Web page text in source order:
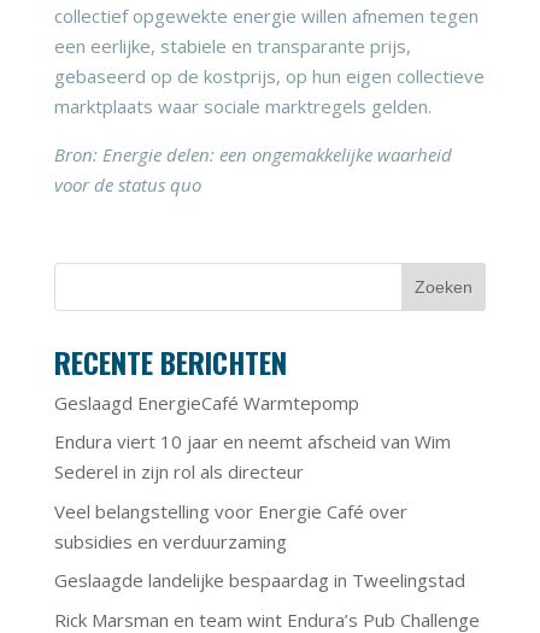
collectief opgewekte energie willen afnemen tegen
een eerlijke, stabiele en transparante prijs,
gebaseerd op de kostprijs, op hun eigen collectieve
marktplaats waar sociale marktregels gelden.
Bron: Energie delen: een ongemakkelijke waarheid
voor de status quo
RECENTE BERICHTEN
Geslaagd EnergieCafé Warmtepomp
Endura viert 10 jaar en neemt afscheid van Wim
Sederel in zijn rol als directeur
Veel belangstelling voor Energie Café over
subsidies en verduurzaming
Geslaagde landelijke bespaardag in Tweelingstad
Rick Marsman en team wint Endura’s Pub Challenge